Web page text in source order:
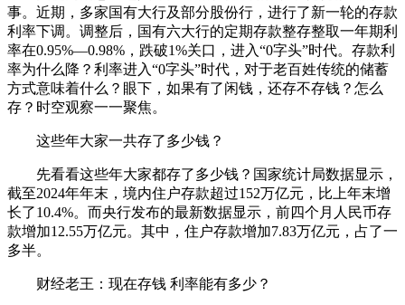
事。近期，多家国有大行及部分股份行，进行了新一轮的存款
利率下调。调整后，国有六大行的定期存款整存整取一年期利
率在0.95%—0.98%，跌破1%关口，进入“0字头”时代。存款利
率为什么降？利率进入“0字头”时代，对于老百姓传统的储蓄
方式意味着什么？眼下，如果有了闲钱，还存不存钱？怎么
存？时空观察一一聚焦。
这些年大家一共存了多少钱？
先看看这些年大家都存了多少钱？国家统计局数据显示，
截至2024年年末，境内住户存款超过152万亿元，比上年末增
长了10.4%。而央行发布的最新数据显示，前四个月人民币存
款增加12.55万亿元。其中，住户存款增加7.83万亿元，占了一
多半。
财经老王：现在存钱 利率能有多少？